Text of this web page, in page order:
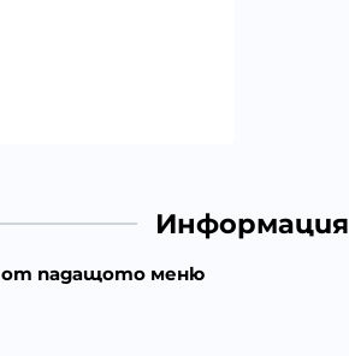
Информация
от падащото меню